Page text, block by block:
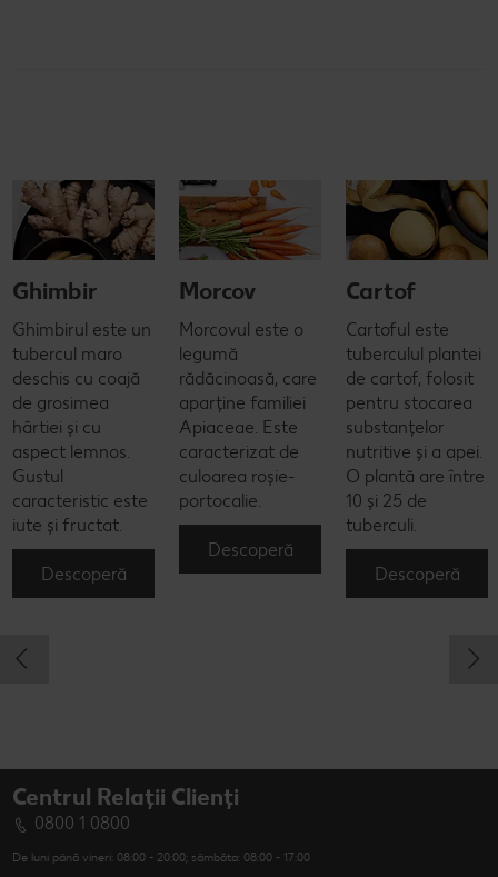
Ghimbir
Ghimbirul este un
tubercul maro
deschis cu coajă
de grosimea
hârtiei și cu
aspect lemnos.
Gustul
caracteristic este
iute și fructat.
Descoperă
Morcov
Morcovul este o
legumă
rădăcinoasă, care
aparține familiei
Apiaceae. Este
caracterizat de
culoarea roșie-
portocalie.
Descoperă
Cartof
Cartoful este
tuberculul plantei
de cartof, folosit
pentru stocarea
substanțelor
nutritive și a apei.
O plantă are între
10 și 25 de
tuberculi.
Descoperă
Centrul Relații Clienți
0800 1 0800
De luni până vineri: 08:00 - 20:00; sâmbăta: 08:00 - 17:00